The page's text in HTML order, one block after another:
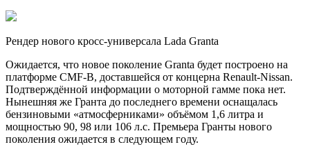
Рендер нового кросс-универсала Lada Granta
Ожидается, что новое поколение Granta будет построено на
платформе CMF-B, доставшейся от концерна Renault-Nissan.
Подтверждённой информации о моторной гамме пока нет.
Нынешняя же Гранта до последнего времени оснащалась
бензиновыми «атмосферниками» объёмом 1,6 литра и
мощностью 90, 98 или 106 л.с. Премьера Гранты нового
поколения ожидается в следующем году.